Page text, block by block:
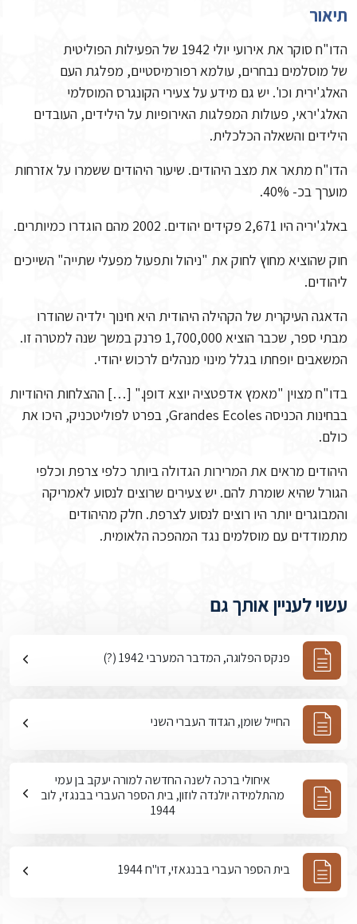
תיאור
הדו"ח סוקר את אירועי יולי 1942 של הפעילות הפוליטית
של מוסלמים נבחרים, עולמא רפורמיסטיים, מפלגת העם
האלג'ירית וכו'. יש גם מידע על צעירי הקונגרס המוסלמי
האלג'יראי, פעולות המפלגות האירופיות על הילידים, העובדים
הילידים והשאלה הכלכלית.
הדו"ח מתאר את מצב היהודים. שיעור היהודים ששמרו על אזרחות
מוערך בכ- 40%.
באלג'יריה היו 2,671 פקידים יהודים. 2002 מהם הוגדרו כמיותרים.
חוק שהוציא מחוץ לחוק את "ניהול ותפעול מפעלי שתייה" השייכים
ליהודים.
הדאגה העיקרית של הקהילה היהודית היא חינוך ילדיה שהודרו
מבתי ספר, שכבר הוציא 1,700,000 פרנק במשך שנה למטרה זו.
המשאבים יופחתו בגלל מינוי מנהלים לרכוש יהודי.
בדו"ח מצוין "מאמץ אדפטציה יוצא דופן." […] ההצלחות היהודיות
בבחינות הכניסה Grandes Ecoles, בפרט לפוליטכניק, היכו את
כולם.
היהודים מראים את המרירות הגדולה ביותר כלפי צרפת וכלפי
הגורל שהיא שומרת להם. יש צעירים שרוצים לנסוע לאמריקה
והמבוגרים יותר היו רוצים לנסוע לצרפת. חלק מהיהודים
מתמודדים עם מוסלמים נגד המהפכה הלאומית.
עשוי לעניין אותך גם
פנקס הפלוגה, המדבר המערבי 1942 (?)
החייל שומן, הגדוד העברי השני
איחולי ברכה לשנה החדשה למורה יעקב בן עמי
מהתלמידה יולנדה לוזון, בית הספר העברי בבנגזי, לוב
1944
בית הספר העברי בבנגאזי, דו"ח 1944